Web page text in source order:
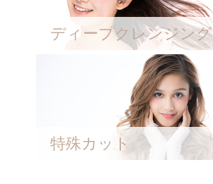
ディープクレンジング
特殊カット